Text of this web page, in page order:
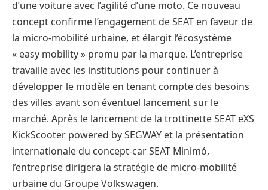
d’une voiture avec l’agilité d’une moto. Ce nouveau
concept confirme l’engagement de SEAT en faveur de
la micro-mobilité urbaine, et élargit l’écosystème
« easy mobility » promu par la marque. L’entreprise
travaille avec les institutions pour continuer à
développer le modèle en tenant compte des besoins
des villes avant son éventuel lancement sur le
marché. Après le lancement de la trottinette SEAT eXS
KickScooter powered by SEGWAY et la présentation
internationale du concept-car SEAT Minimó,
l’entreprise dirigera la stratégie de micro-mobilité
urbaine du Groupe Volkswagen.